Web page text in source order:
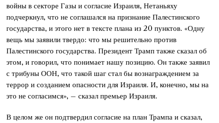
войны в секторе Газы и согласие Израиля, Нетаньяху
подчеркнул, что не соглашался на признание Палестинского
государства, и этого нет в тексте плана из 20 пунктов. «Одну
вещь мы заявили твердо: что мы решительно против
Палестинского государства. Президент Трамп также сказал об
этом, и говорил, что понимает нашу позицию. Он также заявил
с трибуны ООН, что такой шаг стал бы вознаграждением за
террор и созданием опасности для Израиля. И, конечно, мы на
это не согласимся», – сказал премьер Израиля.
В целом же он подтвердил согласие на план Трампа и сказал,